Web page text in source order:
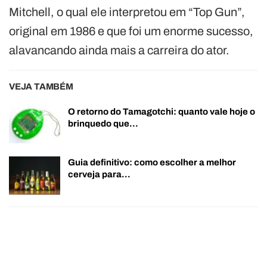
Mitchell, o qual ele interpretou em “Top Gun”,
original em 1986 e que foi um enorme sucesso,
alavancando ainda mais a carreira do ator.
VEJA TAMBÉM
O retorno do Tamagotchi: quanto vale hoje o
brinquedo que…
Guia definitivo: como escolher a melhor
cerveja para…